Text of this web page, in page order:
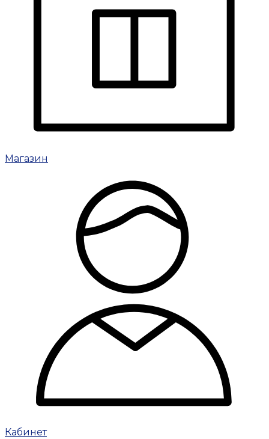
Магазин
Кабинет